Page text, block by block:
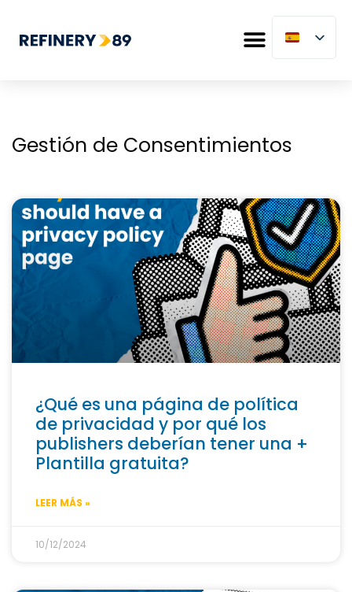
Gestión de Consentimientos
¿Qué es una página de política
de privacidad y por qué los
publishers deberían tener una +
Plantilla gratuita?
LEER MÁS »
10/12/2024